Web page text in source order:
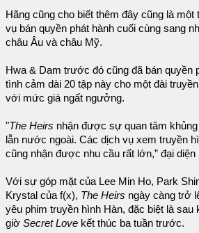
Hãng cũng cho biết thêm đây cũng là
vụ bán quyền phát hành cuối cùng sang
châu Âu và châu Mỹ.
Hwa & Dam trước đó cũng đã bán quyền
tình cảm dài 20 tập này cho một đài
với mức giá ngất ngưởng.
"The Heirs nhận được sự quan tâm
lẫn nước ngoài. Các dịch vụ xem truyền
cũng nhận được nhu cầu rất lớn,” đại diện
Với sự góp mặt của Lee Min Ho, Park
Krystal của f(x), The Heirs ngày càng trở
yêu phim truyền hình Hàn, đặc biệt là sau
giờ Secret Love kết thúc ba tuần trước.